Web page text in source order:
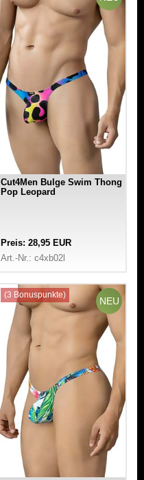
Cut4Men Bulge Swim Thong
Pop Leopard
Preis: 28,95 EUR
Art.-Nr.: c4xb02l
NEU
(3 Bonuspunkte)